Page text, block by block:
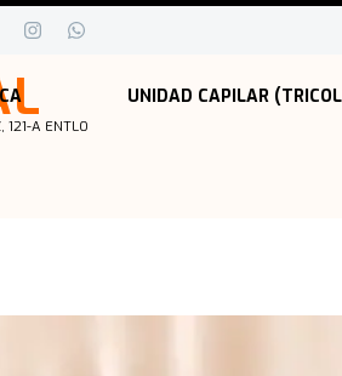
A ENTLO
UNIDAD CAPILAR